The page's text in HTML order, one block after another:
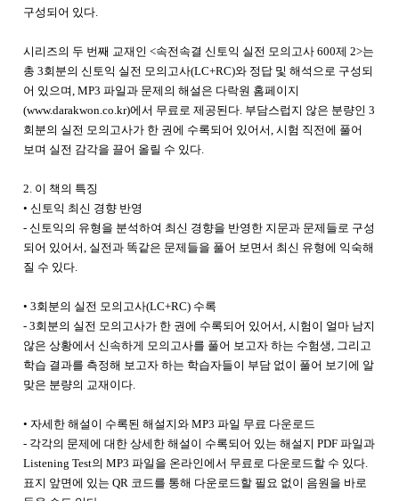
구성되어 있다.
시리즈의 두 번째 교재인 <속전속결 신토익 실전 모의고사 600제 2>는
총 3회분의 신토익 실전 모의고사(LC+RC)와 정답 및 해석으로 구성되
어 있으며, MP3 파일과 문제의 해설은 다락원 홈페이지
(www.darakwon.co.kr)에서 무료로 제공된다. 부담스럽지 않은 분량인 3
회분의 실전 모의고사가 한 권에 수록되어 있어서, 시험 직전에 풀어
보며 실전 감각을 끌어 올릴 수 있다.
2. 이 책의 특징
• 신토익 최신 경향 반영
- 신토익의 유형을 분석하여 최신 경향을 반영한 지문과 문제들로 구성
되어 있어서, 실전과 똑같은 문제들을 풀어 보면서 최신 유형에 익숙해
질 수 있다.
• 3회분의 실전 모의고사(LC+RC) 수록
- 3회분의 실전 모의고사가 한 권에 수록되어 있어서, 시험이 얼마 남지
않은 상황에서 신속하게 모의고사를 풀어 보고자 하는 수험생, 그리고
학습 결과를 측정해 보고자 하는 학습자들이 부담 없이 풀어 보기에 알
맞은 분량의 교재이다.
• 자세한 해설이 수록된 해설지와 MP3 파일 무료 다운로드
- 각각의 문제에 대한 상세한 해설이 수록되어 있는 해설지 PDF 파일과
Listening Test의 MP3 파일을 온라인에서 무료로 다운로드할 수 있다.
표지 앞면에 있는 QR 코드를 통해 다운로드할 필요 없이 음원을 바로